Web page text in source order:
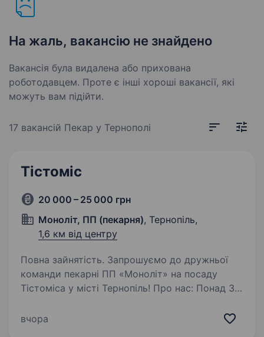
На жаль, вакансію не знайдено
Вакансія була видалена або прихована
роботодавцем. Проте є інші хороші вакансії, які
можуть вам підійти.
17 вакансій Пекар у Тернополі
Тістоміс
20 000 – 25 000 грн
Моноліт, ПП (пекарня), Тернопіль,
1,6 км від центру
Повна зайнятість. Запрошуємо до дружньої
команди пекарні ПП «Моноліт» на посаду
Тістоміса у місті Тернопіль! Про нас: Понад 30
поєднуючи традиції та сучасні технології.
вчора